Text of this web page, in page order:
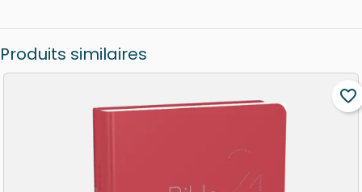
Produits similaires
favorite_border